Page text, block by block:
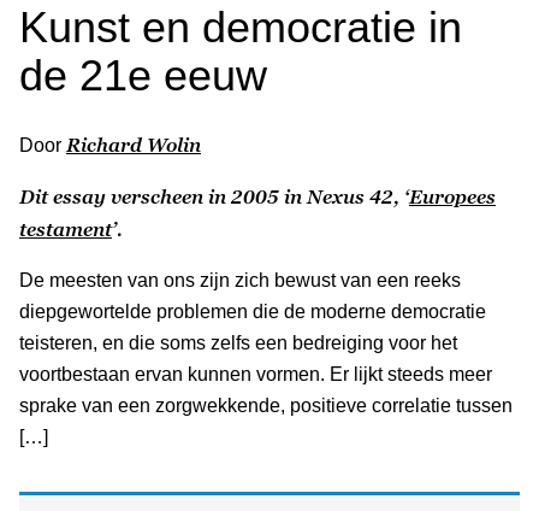
Kunst en democratie in
de 21e eeuw
Door Richard Wolin
Dit essay verscheen in 2005 in Nexus 42, ‘Europees
testament’.
De meesten van ons zijn zich bewust van een reeks
diepgewortelde problemen die de moderne democratie
teisteren, en die soms zelfs een bedreiging voor het
voortbestaan ervan kunnen vormen. Er lijkt steeds meer
sprake van een zorgwekkende, positieve correlatie tussen
[…]